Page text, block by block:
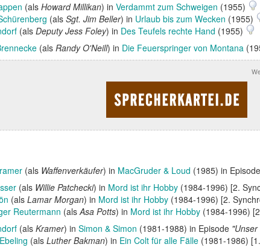
(als Howard Millikan) in Verdammt zum Schweigen (1955)
(als Sgt. Jim Beller) in Urlaub bis zum Wecken (1955)
(als Deputy Jess Foley) in Des Teufels rechte Hand (1955)
(als Randy O'Neill) in Die Feuerspringer von Montana
(als Waffenverkäufer) in MacGruder & Loud (1985) in Episode
(als Willie Patchecki) in Mord ist ihr Hobby (1984-1996) [2.
(als Lamar Morgan) in Mord ist ihr Hobby (1984-1996) [2.
Reutermann (alsAsa Potts) in Mord ist ihr Hobby (1984-1996)
(als Kramer) in Simon & Simon (1981-1988) in Episode
(als Luther Bakman) in Ein Colt für alle Fälle (1981-1986)